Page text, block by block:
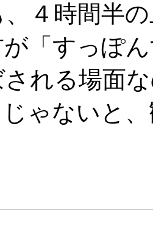
４ 時間半
が「すっぽ
される場面
じゃないと